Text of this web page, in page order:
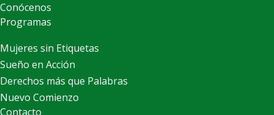
Conócenos
Programas
Mujeres sin Etiquetas
Sueño en Acción
Derechos más que Palabras
Nuevo Comienzo
Contacto